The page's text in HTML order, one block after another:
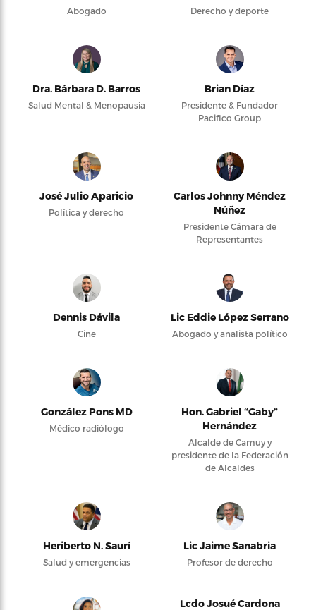
Abogado Derecho y deporte
Dra. Bárbara D. Barros
Salud Mental & Menopausia
Brian Díaz
Presidente & Fundador
Pacifico Group
José Julio Aparicio
Política y derecho
Carlos Johnny Méndez
Núñez
Presidente Cámara de
Representantes
Dennis Dávila
Cine
Lic Eddie López Serrano
Abogado y analista político
González Pons MD
Médico radiólogo
Hon. Gabriel “Gaby”
Hernández
Alcalde de Camuy y
presidente de la Federación
de Alcaldes
Heriberto N. Saurí
Salud y emergencias
Lic Jaime Sanabria
Profesor de derecho
Lcdo Josué Cardona